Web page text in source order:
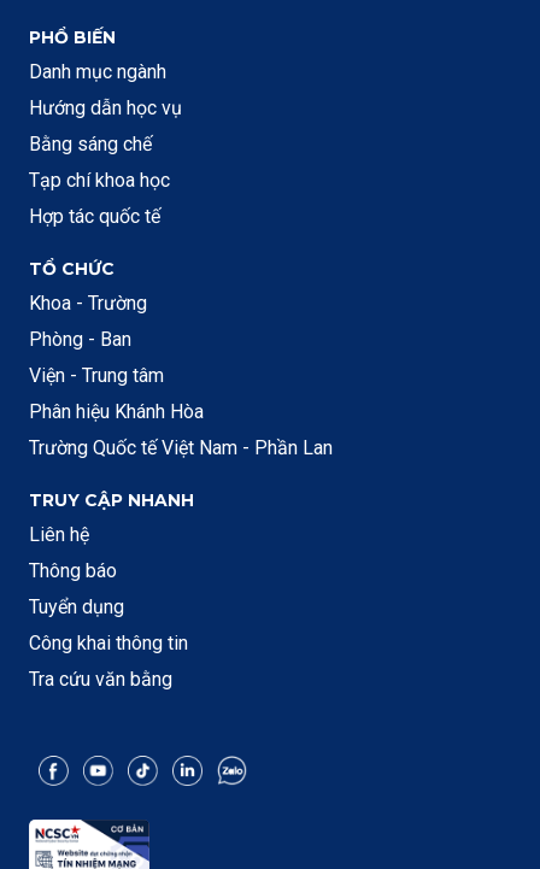
PHỔ BIẾN
Danh mục ngành
Hướng dẫn học vụ
Bằng sáng chế
Tạp chí khoa học
Hợp tác quốc tế
TỔ CHỨC
Khoa - Trường
Phòng - Ban
Viện - Trung tâm
Phân hiệu Khánh Hòa
Trường Quốc tế Việt Nam - Phần Lan
TRUY CẬP NHANH
Liên hệ
Thông báo
Tuyển dụng
Công khai thông tin
Tra cứu văn bằng